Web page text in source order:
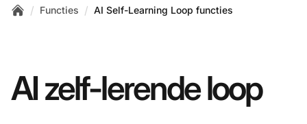
/ Functies / AI Self-Learning Loop functies
AI zelf-lerende loop